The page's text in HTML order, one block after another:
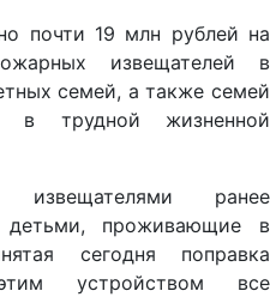
почти 19 млн рублей на
извещателей в
семей, а также семей
в трудной жизненной
ранее
детьми, проживающие в
сегодня поправка
устройством все